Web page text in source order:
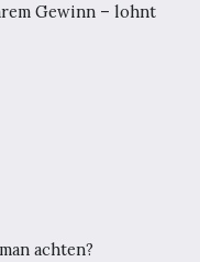
Gewinn – lohnt
achten?